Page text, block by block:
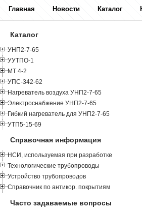
Главная Новости Каталог
Каталог
УНП2-7-65
УУТПО-1
МТ 4-2
УПС-342-62
Нагреватель воздуха УНП2-7-65
Электроснабжение УНП2-7-65
Гибкий нагреватель для УНП2-7-65
УТП5-15-69
Справочная информация
НСИ, используемая при разработке
Технологические трубопроводы
Устройство трубопроводов
Справочник по антикор. покрытиям
Часто задаваемые вопросы